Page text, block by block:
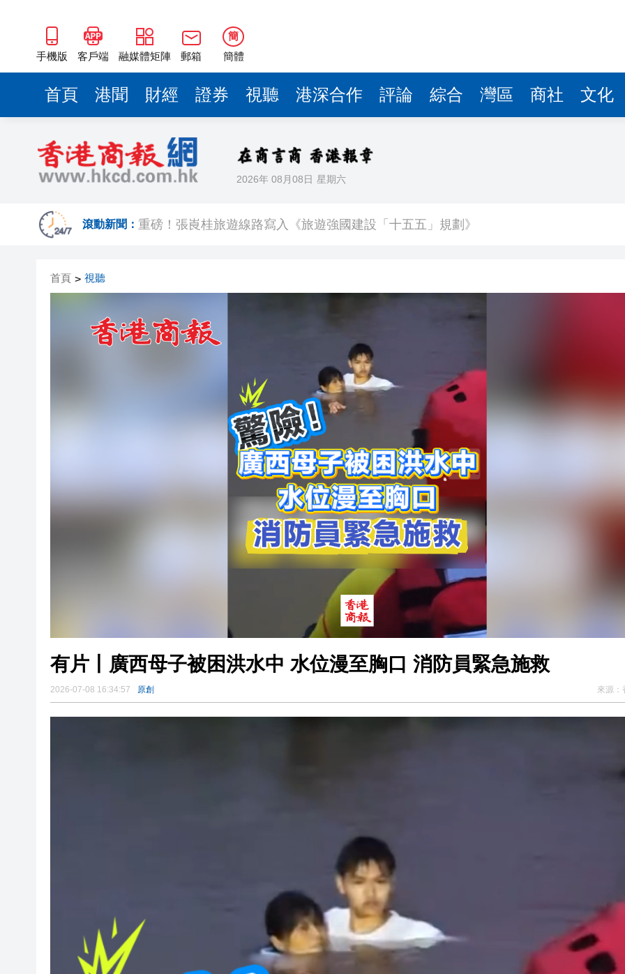
手機版 客戶端 融媒體矩陣 郵箱
簡
簡體
首頁 港聞 財經 證券 視聽 港深合作 評論 綜合 灣區 商社 文化
2026年 08月08日 星期六
滾動新聞：
LEAP East │ 陳浩濂：歡迎金融科技公司落戶香港
有片丨廣西母子被困洪水中 水位漫至胸口 消防員緊急施救
姜濤被扣滿15分 今起停車牌3個月
港股收評：恒指高開高走漲近3%
領取江蘇無錫體驗劵 免費參觀多個風景區
重磅！張崀桂旅遊線路寫入《旅遊強國建設「十五五」規劃》
【港樓】凱和山千呎三房連車位1290萬沽 呎售1.25萬
領取江蘇無錫體驗劵 免費參觀多個風景區
「綠在區區」營運支出平均減約兩成 環保署：引入競爭可降營運成本
重磅！張崀桂旅遊線路寫入《旅遊強國建設「十五五」規劃》
LEAP East │ 陳浩濂：歡迎金融科技公司落戶香港
首頁 > 視聽
有片丨廣西母子被困洪水中 水位漫至胸口 消防員緊急施救
2026-07-08 16:34:57 原創 來源：